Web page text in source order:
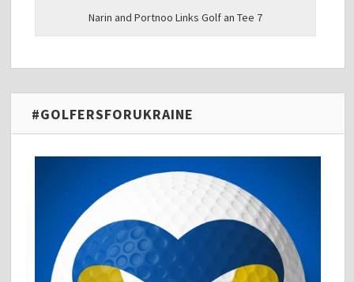
Narin and Portnoo Links Golf an Tee 7
#GOLFERSFORUKRAINE